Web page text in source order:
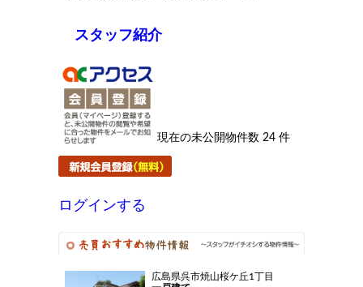
スタッフ紹介
現在の未公開物件数 24 件
ログインする
広島県呉市焼山桜ケ丘1丁目